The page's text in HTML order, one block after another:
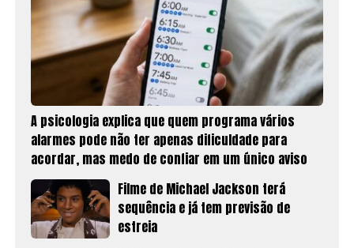
A psicologia explica que quem programa vários
alarmes pode não ter apenas dificuldade para
acordar, mas medo de confiar em um único aviso
Filme de Michael Jackson terá
sequência e já tem previsão de
estreia